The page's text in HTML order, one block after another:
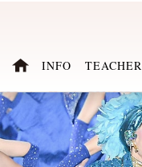
INFO TEACHER